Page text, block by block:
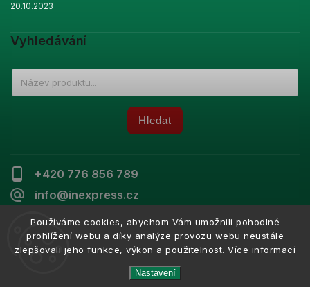
Používáme cookies, abychom Vám umožnili pohodlné
prohlížení webu a díky analýze provozu webu neustále
zlepšovali jeho funkce, výkon a použitelnost. Více informací
Nastavení
+420 776 856 789
info@inexpress.cz
20.10.2023
Vyhledávání
Hledat
Copyright 2026Inexpress . Všechna práva vyhrazena.
VytvořilShoptet| Design